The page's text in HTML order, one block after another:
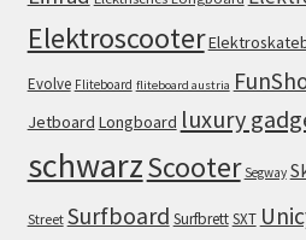
Elektroscooter
Evolve Fliteboard fliteboard austria
Jetboard Longboard luxury
schwarzScooter Segway
Street Surfboard SurfbrettSXT